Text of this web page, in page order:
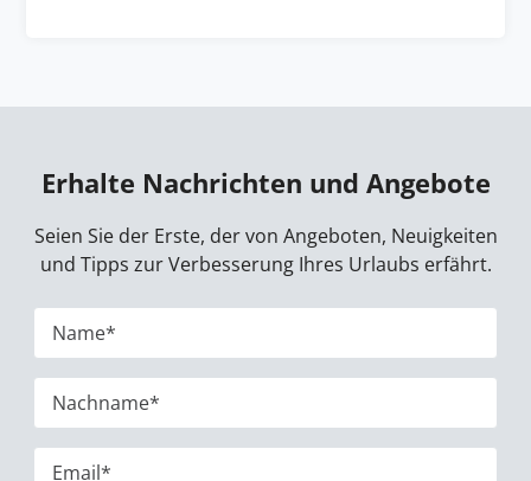
Erhalte Nachrichten und Angebote
Seien Sie der Erste, der von Angeboten, Neuigkeiten
und Tipps zur Verbesserung Ihres Urlaubs erfährt.